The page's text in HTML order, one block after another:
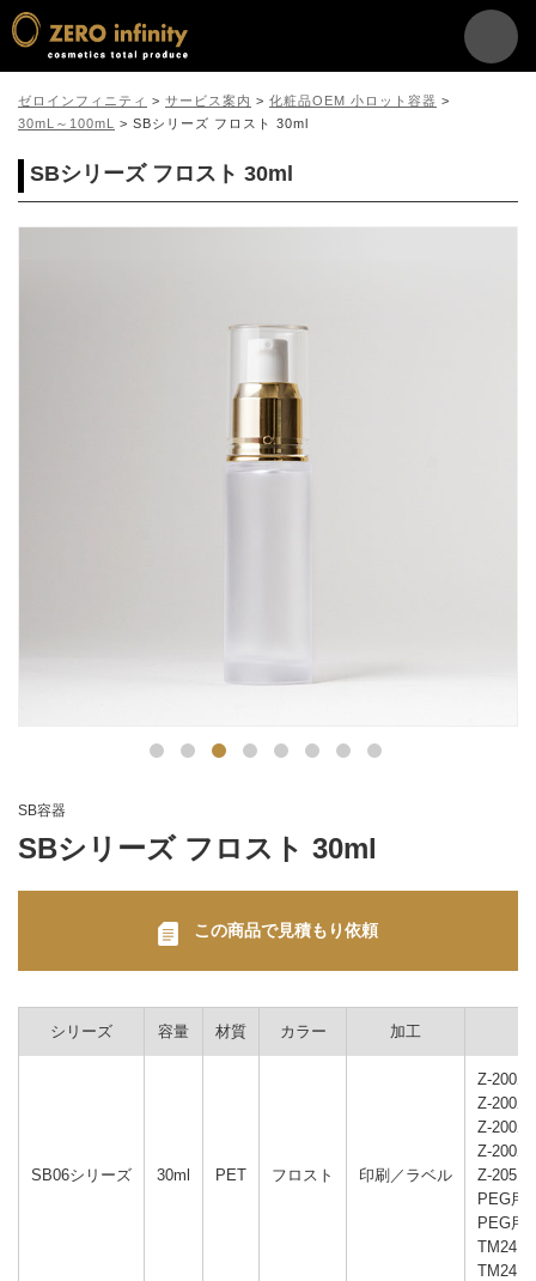
ゼロインフィニティ > サービス案内 > 化粧品OEM 小ロット容器 >
30mL～100mL
> SBシリーズ フロスト 30ml
SBシリーズ フロスト 30ml
SB容器
SBシリーズ フロスト 30ml
この商品で見積もり依頼
シリーズ 容量 材質 カラー 加工
SB06シリーズ 30ml PET フロスト 印刷／ラベル
Z-200
Z-200
Z-200
Z-200
Z-205
PEG用
PEG用